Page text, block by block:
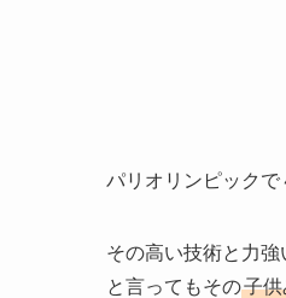
パリオリンピック
その高い技術と力
と言ってもその子